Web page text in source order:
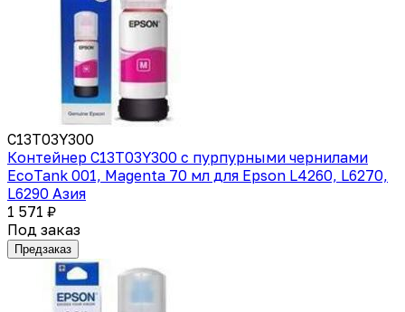
C13T03Y300
Контейнер C13T03Y300 с пурпурными чернилами
EcoTank 001, Magenta 70 мл для Epson L4260, L6270,
L6290 Азия
1 571 ₽
Под заказ
Предзаказ